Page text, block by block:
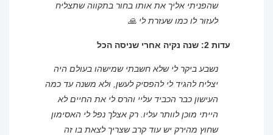
שהפניתי אליך את אותו בחור בתקווה שתצליח
לעזור לו כמו שעזרת לי 🙏
עדות 2: שנה נקיה אחרי שניסה הכל
נשבע ביקר לי שלא חשבתי שמישהו בעולם היה
יצליח להגיד לי להפסיק לעשן, ולא משנה עד כמה
העישון כבר הכביד עליי והרס לי את החיים לא
הייתי מוכן לוותר עליו. רק אצלך נפל לי האסימון
שחוץ מהירק יש עוד קרב שצריך לצאת בו זה